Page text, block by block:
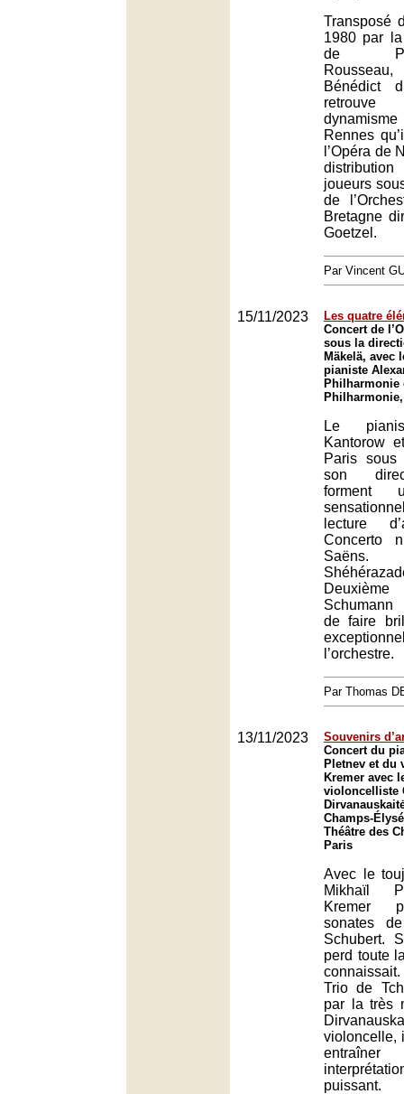
Transposé
1980 par
de
Bénédict
Rennes
l’Opéra de
joueurs
de
Bretagne
Goetzel.
Par Vincent
15/11/2023
Les quatre
Concert de
sous la
Mäkelä, avec
pianiste
Philharmonie
Le
Kantorow
Paris
son
forment
lecture
Concerto
Saëns.
Deuxième
Schumann
de faire
l’orchestre.
Par Thomas
13/11/2023
Souvenirs
Concert du
Pletnev et du
Kremer avec
violoncelliste
Champs-
Théâtre des
Paris
Avec le
Mikhaïl
Kremer
sonates
Schubert.
perd toute
Trio de
par la très
violoncelle,
puissant.